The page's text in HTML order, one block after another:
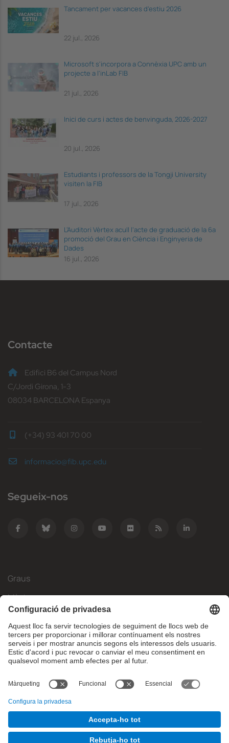
Tancament per vacances d'estiu 2026
22 jul., 2026
Microsoft s'incorpora a Connèxia UPC amb un
projecte a l'inLab FIB
21 jul., 2026
Inici de curs i actes de benvinguda, 2026-2027
20 jul., 2026
Estudiants i professors de la Tongji University
visiten la FIB
17 jul., 2026
L’Auditori Vèrtex acull l’acte de graduació de la 6a
promoció del Grau en Ciència i Enginyeria de
Dades
16 jul., 2026
Contacte
Edifici B6 del Campus Nord
C/Jordi Girona, 1-3
08034 BARCELONA Espanya
(+34) 93 401 70 00
informacio@fib.upc.edu
Segueix-nos
Graus
Màsters
Mobilitat Internacional
Recerca
Empresa
Què necessites?
© Facultat d'Informàtica de Barcelona - Universitat Politècnica